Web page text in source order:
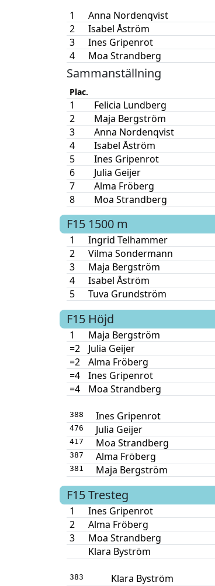
1 Anna Nordenqvist
2
Isabel Åström
3
Ines Gripenrot
4
Moa Strandberg
Sammanställning
Plac.
1 Felicia Lundberg
2
Maja Bergström
3
Anna Nordenqvist
4
Isabel Åström
5
Ines Gripenrot
6
Julia Geijer
7
Alma Fröberg
8
Moa Strandberg
F15 1500 m
1
Ingrid Telhammer
2
Vilma Sondermann
3
Maja Bergström
4
Isabel Åström
5
Tuva Grundström
F15 Höjd
1
Maja Bergström
=2
Julia Geijer
=2
Alma Fröberg
=4
Ines Gripenrot
=4
Moa Strandberg
388 Ines Gripenrot
476 Julia Geijer
417 Moa Strandberg
387 Alma Fröberg
381 Maja Bergström
F15Tresteg
1
Ines Gripenrot
2 Alma Fröberg
3
Moa Strandberg
Klara Byström
383 Klara Byström